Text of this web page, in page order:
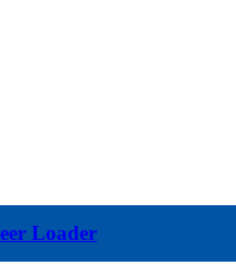
Loader